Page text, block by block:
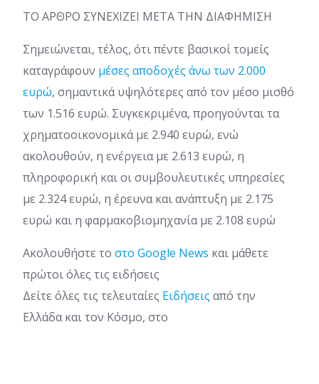
ΤΟ ΑΡΘΡΟ ΣΥΝΕΧΙΖΕΙ ΜΕΤΑ ΤΗΝ ΔΙΑΦΗΜΙΣΗ
Σημειώνεται, τέλος, ότι πέντε βασικοί τομείς
καταγράφουν μέσες αποδοχές άνω των 2.000
ευρώ, σημαντικά υψηλότερες από τον μέσο μισθό
των 1.516 ευρώ. Συγκεκριμένα, προηγούνται τα
χρηματοοικονομικά με 2.940 ευρώ, ενώ
ακολουθούν, η ενέργεια με 2.613 ευρώ, η
πληροφορική και οι συμβουλευτικές υπηρεσίες
με 2.324 ευρώ, η έρευνα και ανάπτυξη με 2.175
ευρώ και η φαρμακοβιομηχανία με 2.108 ευρώ
Ακολουθήστε το στο Google News και μάθετε
πρώτοι όλες τις ειδήσεις
Δείτε όλες τις τελευταίες Ειδήσεις από την
Ελλάδα και τον Κόσμο, στο